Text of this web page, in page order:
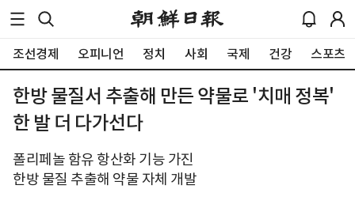
조선경제 오피니언 정치 사회 국제 건강 스포츠
한방 물질서 추출해 만든 약물로 '치매 정복'
한 발 더 다가선다
폴리페놀 함유 항산화 기능 가진
한방 물질 추출해 약물 자체 개발